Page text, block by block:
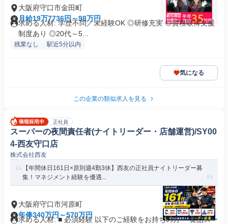
大阪府守口市金田町
月給19万7736円～98万円
求める人材: 学歴不問／未経験OK ◎研修充実 ◎資格取得支援
制度あり ◎20代～5...
残業なし 駅近5分以内
気になる
この企業の類似求人を見る
正社員
スーパーの夜間責任者(ナイトリーダー・店舗運営)/SY00
4-西友守口店
株式会社西友
【年間休日161日×原則週4勤3休】西友の正社員ナイトリーダー募
集！マネジメント経験を優遇...
大阪府守口市河原町
年俸340万円～570万円
求める人材: ■ 必須経験 以下のご経験をお持ちの方 ・食品スー